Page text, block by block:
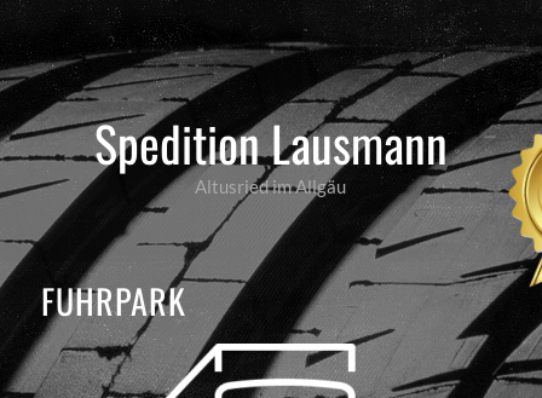
Spedition Lausmann
Altusried im Allgäu
FUHRPARK